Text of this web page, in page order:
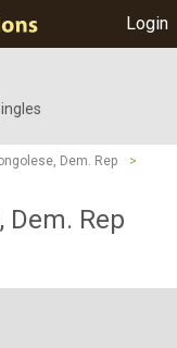
Login
Dem. Rep
>
Dem. Rep